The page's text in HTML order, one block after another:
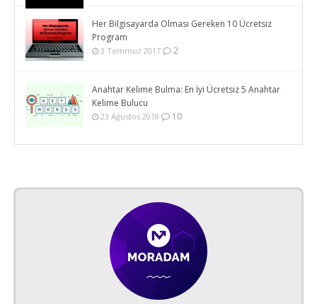
Her Bilgisayarda Olması Gereken 10 Ücretsiz
Program
3 Temmuz 2017 2
Anahtar Kelime Bulma: En İyi Ücretsiz 5 Anahtar
Kelime Bulucu
23 Ağustos 2018 10